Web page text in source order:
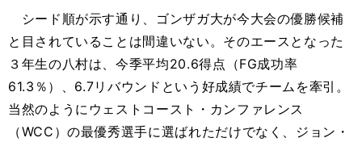
シード順が示す通り、ゴンザガ大が今大会の優勝候補
と目されていることは間違いない。そのエースとなった
３年生の八村は、今季平均20.6得点（FG成功率
61.3％）、6.7リバウンドという好成績でチームを牽引。
当然のようにウェストコースト・カンファレンス
（WCC）の最優秀選手に選ばれただけでなく、ジョン・